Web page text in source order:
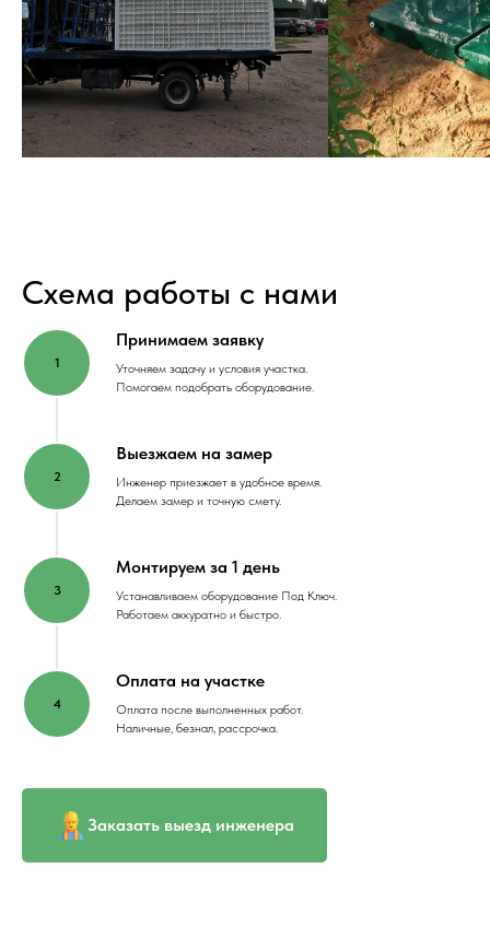
Схема работы с нами
Принимаем заявку
Уточняем задачу и условия участка.
Помогаем подобрать оборудование.
Выезжаем на замер
Инженер приезжает в удобное время.
Делаем замер и точную смету.
Монтируем за 1 день
Устанавливаем оборудование Под Ключ.
Работаем аккуратно и быстро.
Оплата на участке
Оплата после выполненных работ.
Наличные, безнал, рассрочка.
Заказать выезд инженера